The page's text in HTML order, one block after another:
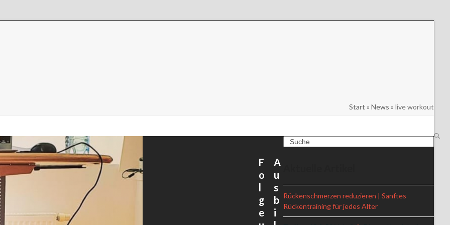
Start » News » live workout
Search
Rückenschmerzen reduzieren | Sanftes
Rückentraining für jedes Alter
F
o
l
g
e
A
u
s
b
i